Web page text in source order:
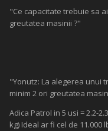
"Ce capacitate trebuie sa
greutatea masinii ?"
"Yonutz: La alegerea unui
minim 2 ori greutatea
Adica Patrol in 5 usi = 2.2-
kg) Ideal ar fi cel de 11.000